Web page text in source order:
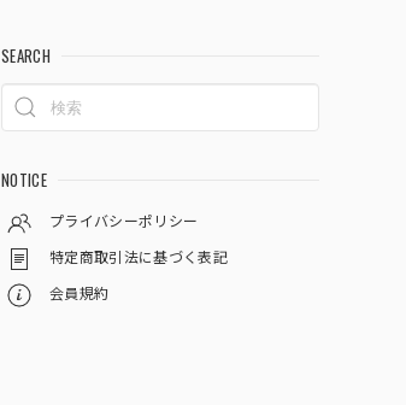
SEARCH
NOTICE
プライバシーポリシー
特定商取引法に基づく表記
会員規約